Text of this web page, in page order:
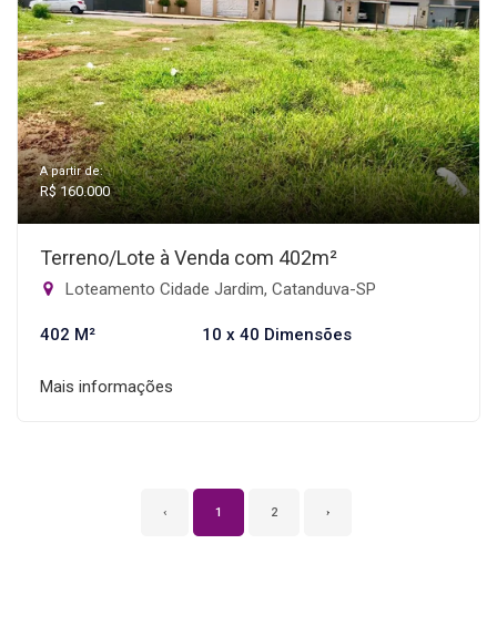
A partir de:
R$ 160.000
Terreno/Lote à Venda com 402m²
Loteamento Cidade Jardim, Catanduva-SP
402 M² 10 x 40 Dimensões
Mais informações
‹ 1 2 ›